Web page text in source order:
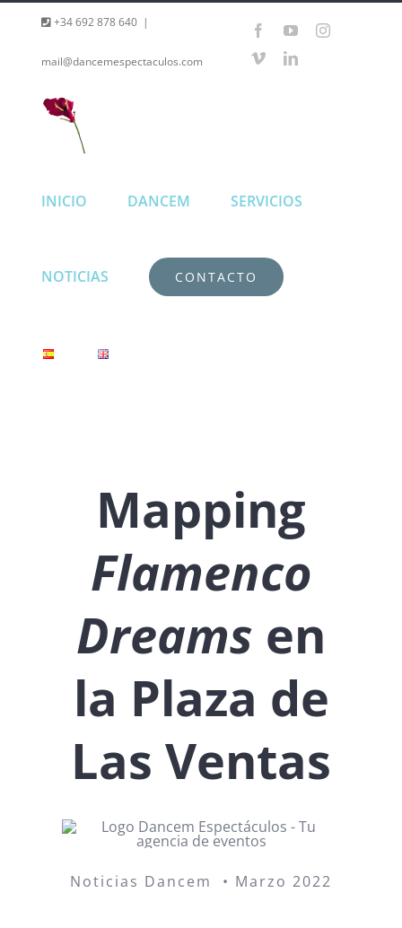
contenido
+34 692 878 640 |
mail@dancemespectaculos.com
FacebookYouTubeInstagram
VimeoLinkedIn
INICIO DANCEM SERVICIOS
NOTICIAS CONTACTO
Mapping
Flamenco
Dreams en
la Plaza de
Las Ventas
Noticias Dancem • Marzo 2022